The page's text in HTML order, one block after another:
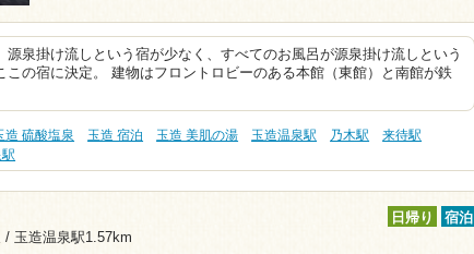
源泉掛け流しという宿が少なく、すべてのお風呂が源泉掛け流しという
この宿に決定。 建物はフロントロビーのある本館（東館）と南館が鉄
造 硫酸塩泉 玉造 宿泊 玉造 美肌の湯 玉造温泉駅 乃木駅
来待駅
/ 玉造温泉駅1.57km
日帰り 宿泊